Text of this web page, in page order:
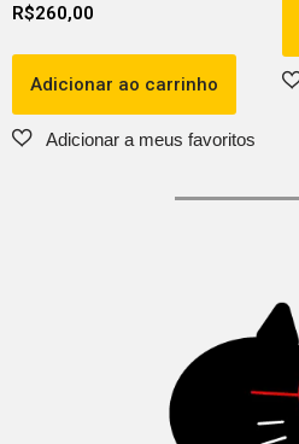
R$260,00
Adicionar ao carrinho